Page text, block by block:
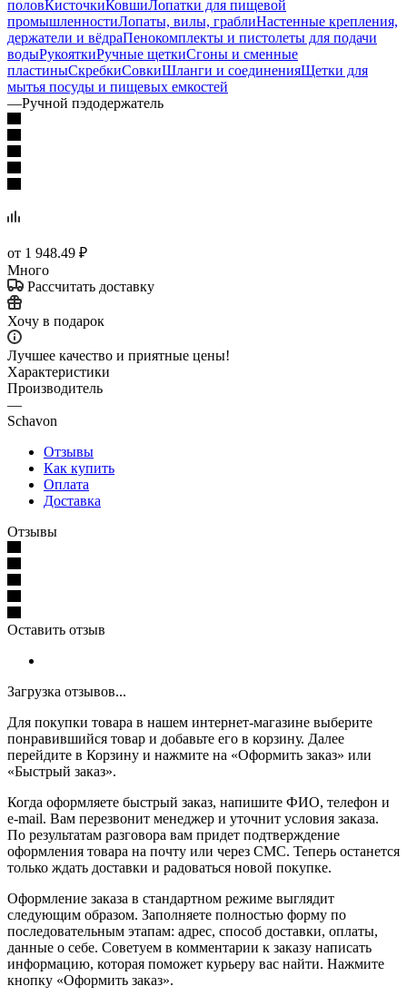
половКисточкиКовшиЛопатки для пищевой
промышленностиЛопаты, вилы, граблиНастенные крепления,
держатели и вёдраПенокомплекты и пистолеты для подачи
водыРукояткиРучные щеткиСгоны и сменные
пластиныСкребкиСовкиШланги и соединенияЩетки для
мытья посуды и пищевых емкостей
—Ручной пэдодержатель
от 1 948.49 ₽
Много
Рассчитать доставку
Хочу в подарок
Лучшее качество и приятные цены!
Характеристики
Производитель
—
Schavon
Отзывы
Как купить
Оплата
Доставка
Отзывы
Оставить отзыв
Загрузка отзывов...
Для покупки товара в нашем интернет-магазине выберите
понравившийся товар и добавьте его в корзину. Далее
перейдите в Корзину и нажмите на «Оформить заказ» или
«Быстрый заказ».
Когда оформляете быстрый заказ, напишите ФИО, телефон и
e-mail. Вам перезвонит менеджер и уточнит условия заказа.
По результатам разговора вам придет подтверждение
оформления товара на почту или через СМС. Теперь останется
только ждать доставки и радоваться новой покупке.
Оформление заказа в стандартном режиме выглядит
следующим образом. Заполняете полностью форму по
последовательным этапам: адрес, способ доставки, оплаты,
данные о себе. Советуем в комментарии к заказу написать
информацию, которая поможет курьеру вас найти. Нажмите
кнопку «Оформить заказ».